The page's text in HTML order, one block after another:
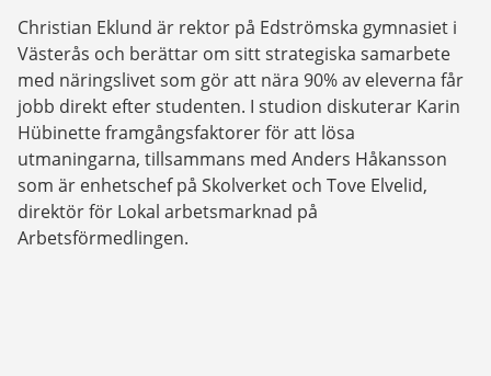
Christian Eklund är rektor på Edströmska gymnasiet i
Västerås och berättar om sitt strategiska samarbete
med näringslivet som gör att nära 90% av eleverna får
jobb direkt efter studenten. I studion diskuterar Karin
Hübinette framgångsfaktorer för att lösa
utmaningarna, tillsammans med Anders Håkansson
som är enhetschef på Skolverket och Tove Elvelid,
direktör för Lokal arbetsmarknad på
Arbetsförmedlingen.